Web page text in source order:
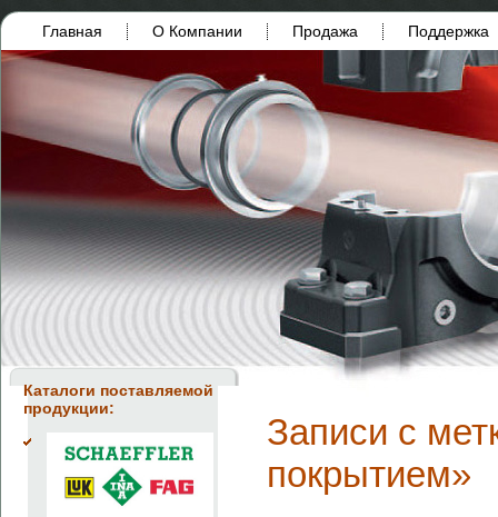
Главная О Компании Продажа Поддержка
Каталоги поставляемой
продукции:
Записи с
покрытием»